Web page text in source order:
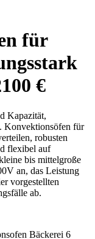
für
€
Kapazität,
Konvektionsöfen für
robusten
flexibel auf
bis mittelgroße
an, das Leistung
vorgestellten
ab.